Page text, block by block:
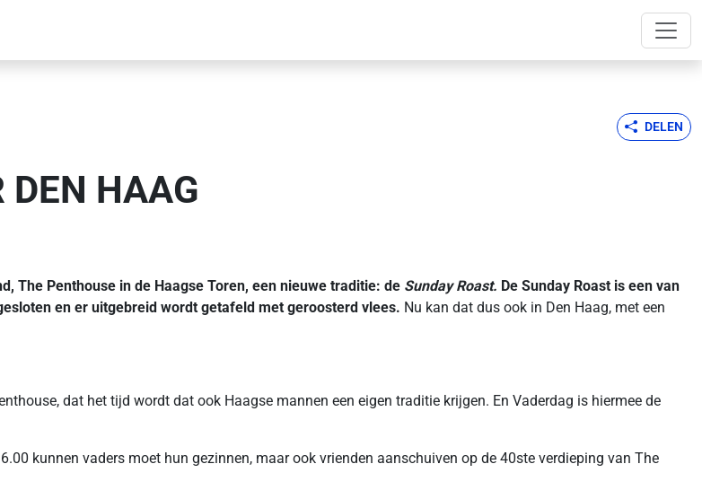
DELEN
DEN HAAG
The Penthouse in de Haagse Toren, een nieuwe traditie: de Sunday Roast. De Sunday Roast is een van
en er uitgebreid wordt getafeld met geroosterd vlees. Nu kan dat dus ook in Den Haag, met een
dat het tijd wordt dat ook Haagse mannen een eigen traditie krijgen. En Vaderdag is hiermee de
kunnen vaders moet hun gezinnen, maar ook vrienden aanschuiven op de 40ste verdieping van The